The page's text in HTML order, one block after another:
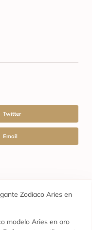
Twitter
Email
Zodiaco Aries en
modelo Aries en oro